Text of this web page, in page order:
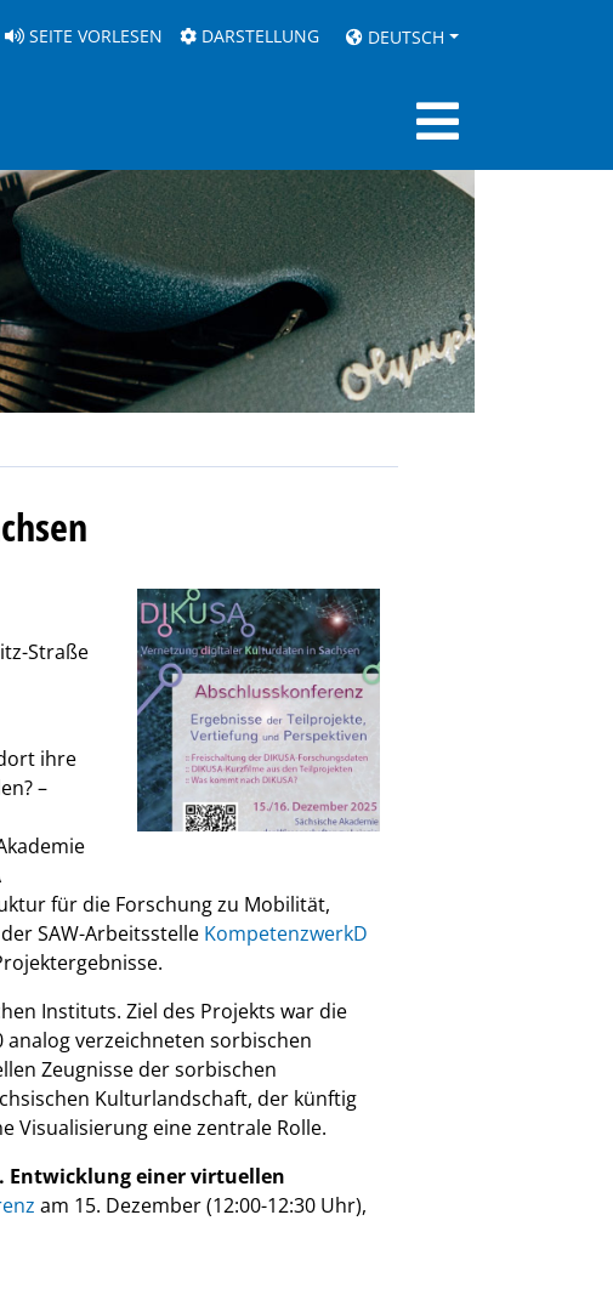
SEITE VORLESEN DARSTELLUNG DEUTSCH
Straße
ihre
–
für die Forschung zu Mobilität,
SAW-Arbeitsstelle KompetenzwerkD
Instituts. Ziel des Projekts war die
verzeichneten sorbischen
Zeugnisse der sorbischen
Kulturlandschaft, der künftig
Visualisierung eine zentrale Rolle.
Entwicklung einer virtuellen
am 15. Dezember (12:00-12:30 Uhr),